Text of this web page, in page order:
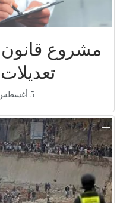
مشروع قانون
5 أغسطس 2026